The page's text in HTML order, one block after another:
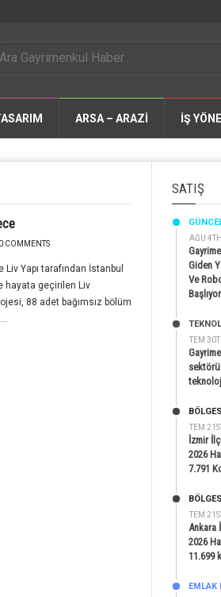
ARSA – ARAZİ İŞ
0 COMMENTS
Yapı tarafından İstanbul
hayata geçirilen Liv
88 adet bağımsız bölüm
SATIŞ
AĞU 4TH
Giden
Ve
Başlıyor
TEM
TEM
İzmir
2026
7.791
TEM
Ankara
2026
11.699
EMLAK